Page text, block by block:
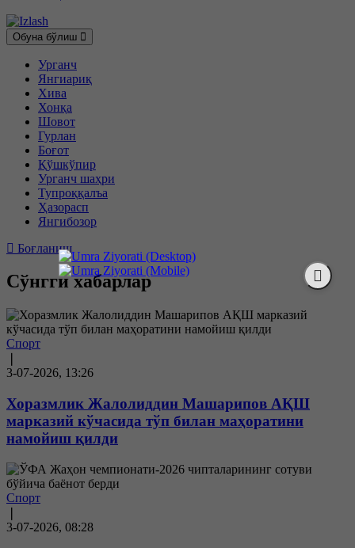
Обуна бўлиш
Урганч
Янгиариқ
Хива
Хонқа
Шовот
Гурлан
Боғот
Қўшкўпир
Урганч шаҳри
Тупроққалъа
Ҳазорасп
Янгибозор
Боғланиш
Сўнгги хабарлар
Спорт
3-07-2026, 13:26
Хоразмлик Жалолиддин Машарипов АҚШ
марказий кўчасида тўп билан маҳоратини
намойиш қилди
Спорт
3-07-2026, 08:28